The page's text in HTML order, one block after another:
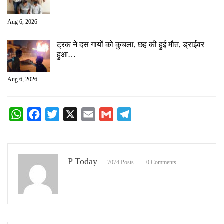
Aug 6, 2026
ट्रक ने दस गायों को कुचला, छह की हुई मौत, ड्राईवर
हुआ…
Aug 6, 2026
WhatsAppFacebook
Twitter Email Gmail
P Today 7074 Posts 0 Comments